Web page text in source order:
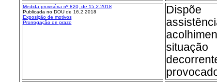
Medida provisória nº 820, de 15.2.2018
Publicada no DOU de 16.2.2018
Exposição de motivos
Prorrogação de prazo